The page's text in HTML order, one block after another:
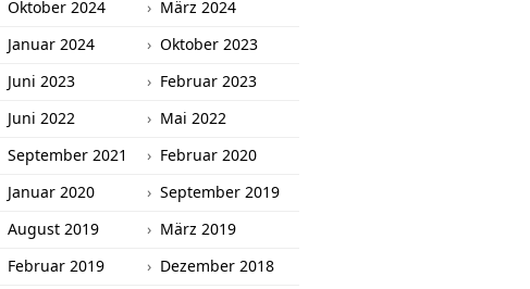
Oktober 2024
März 2024
Januar 2024
Oktober 2023
Juni 2023
Februar 2023
Juni 2022
Mai 2022
September 2021
Februar 2020
Januar 2020
September 2019
August 2019
März 2019
Februar 2019
Dezember 2018